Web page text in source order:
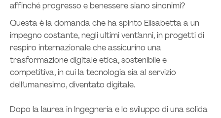
affinché progresso e benessere siano sinonimi?
Questa è la domanda che ha spinto Elisabetta a un
impegno costante, negli ultimi vent’anni, in progetti di
respiro internazionale che assicurino una
trasformazione digitale etica, sostenibile e
competitiva, in cui la tecnologia sia al servizio
dell’umanesimo, diventato digitale.
Dopo la laurea in Ingegneria e lo sviluppo di una solida